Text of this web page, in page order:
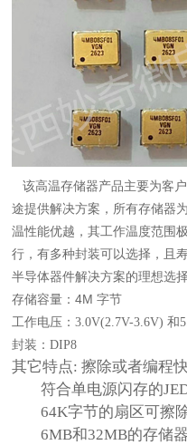
该高温存储器产品主要为客
途提供解决方案，所有存储器
温性能优越，其工作温度范围
行，有多种封装可以选择，且
半导体器件解决方案的理想选择
存储容量：4M 字节
工作电压 ：3.0V(2.7V-3.6V) 和
封装 ：DIP8
其它特点:擦除或者编程
符合单电源闪存的
64K字节的扇区可擦
6MB和32MB的存储器